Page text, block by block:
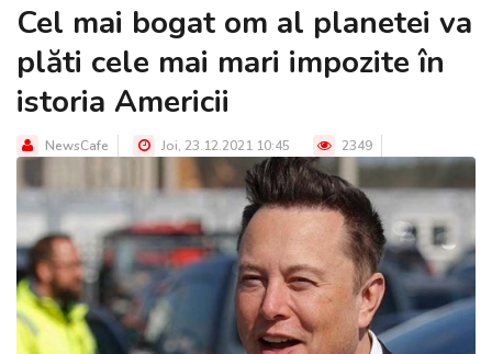
Cel mai bogat om al planetei va
plăti cele mai mari impozite în
istoria Americii
NewsCafe Joi, 23.12.2021 10:45 2349